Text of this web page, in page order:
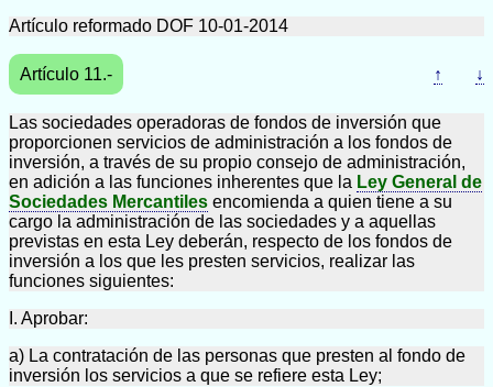
Artículo reformado DOF 10-01-2014
Artículo 11.- ↑ ↓
Las sociedades operadoras de fondos de inversión que
proporcionen servicios de administración a los fondos de
inversión, a través de su propio consejo de administración,
en adición a las funciones inherentes que la Ley General de
Sociedades Mercantiles encomienda a quien tiene a su
cargo la administración de las sociedades y a aquellas
previstas en esta Ley deberán, respecto de los fondos de
inversión a los que les presten servicios, realizar las
funciones siguientes:
I. Aprobar:
a) La contratación de las personas que presten al fondo de
inversión los servicios a que se refiere esta Ley;